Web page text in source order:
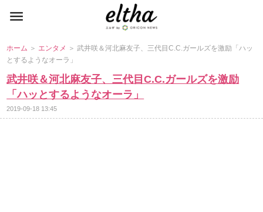
ホーム ＞ エンタメ ＞ 武井咲＆河北麻友子、三代目C.C.ガールズを激励「ハッ
とするようなオーラ」
武井咲＆河北麻友子、三代目C.C.ガールズを激励
「ハッとするようなオーラ」
2019-09-18 13:45